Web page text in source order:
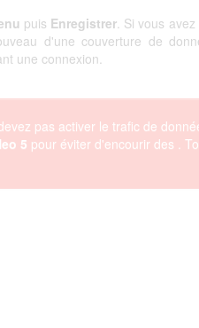
puis Enregistrer. Si vous
d'une couverture de
une connexion.
pas activer le trafic de
5 pour éviter d'encourir des .